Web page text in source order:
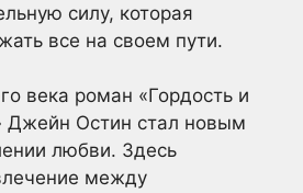
силу, которая
все на своем пути.
века роман «Гордость и
Джейн Остин стал новым
любви. Здесь
между